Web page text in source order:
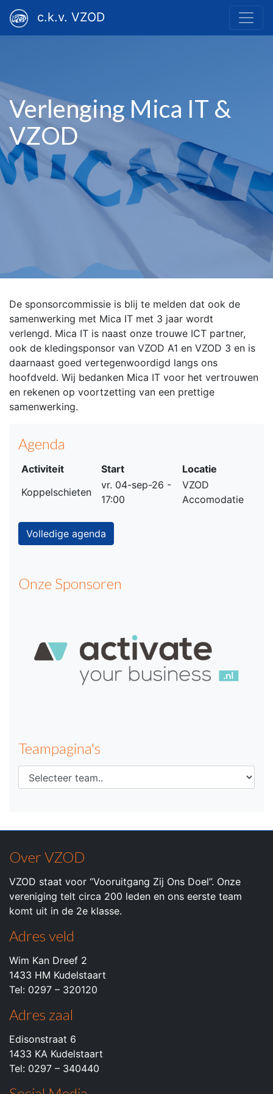
c.k.v. VZOD
Verlenging Mica IT &
VZOD
De sponsorcommissie is blij te melden dat ook de
samenwerking met Mica IT met 3 jaar wordt
verlengd. Mica IT is naast onze trouwe ICT partner,
ook de kledingsponsor van VZOD A1 en VZOD 3 en is
daarnaast goed vertegenwoordigd langs ons
hoofdveld. Wij bedanken Mica IT voor het vertrouwen
en rekenen op voortzetting van een prettige
samenwerking.
Agenda
Activiteit Start
Locatie
Koppelschieten
vr. 04-sep-26 -
17:00
VZOD
Accomodatie
Volledige agenda
Onze Sponsoren
Teampagina's
Over VZOD
VZOD staat voor “Vooruitgang Zij Ons Doel”. Onze
vereniging telt circa 200 leden en ons eerste team
komt uit in de 2e klasse.
Adres veld
Wim Kan Dreef 2
1433 HM Kudelstaart
Tel: 0297 – 320120
Adres zaal
Edisonstraat 6
1433 KA Kudelstaart
Tel: 0297 – 340440